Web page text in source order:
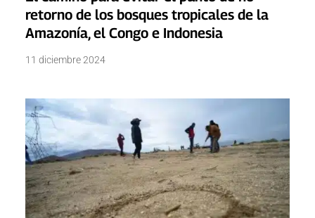
retorno de los bosques tropicales de la
Amazonía, el Congo e Indonesia
11 diciembre 2024